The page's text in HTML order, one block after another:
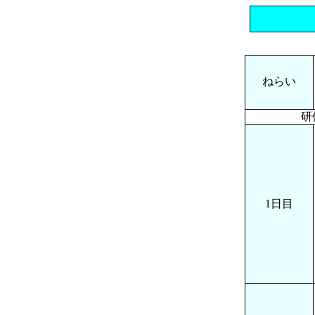
ねらい
研
1日目